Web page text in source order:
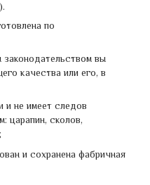
по
вы
качества или его, в
и не имеет следов
царапин, сколов,
и сохранена фабричная